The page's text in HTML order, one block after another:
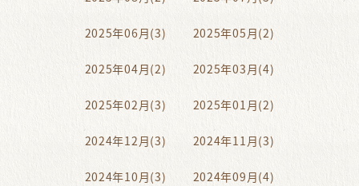
2025年06月(3) 2025年05月(2)
2025年04月(2) 2025年03月(4)
2025年02月(3) 2025年01月(2)
2024年12月(3) 2024年11月(3)
2024年10月(3) 2024年09月(4)